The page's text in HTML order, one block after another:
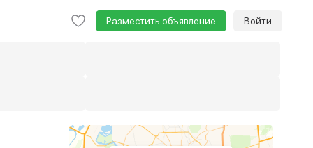
Разместить объявление Войти